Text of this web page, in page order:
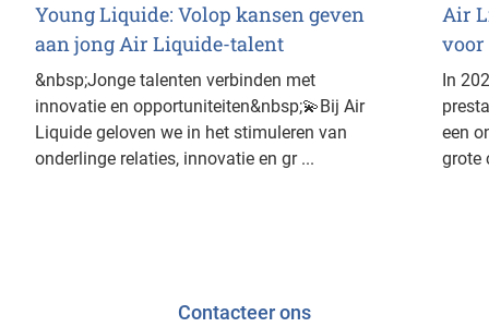
Young Liquide: Volop kansen geven
aan jong Air Liquide-talent
&nbsp;Jonge talenten verbinden met
innovatie en opportuniteiten&nbsp;💫Bij Air
Liquide geloven we in het stimuleren van
onderlinge relaties, innovatie en gr ...
Air
voor
In
een
grote
Contacteer ons